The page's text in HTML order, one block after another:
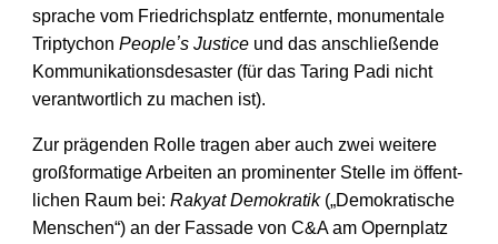
sprache vom Friedrichs­platz entfernte, monumentale
Tripty­chon Peopleʼs Justiceund das anschließende
Kommunikations­desaster (für das Taring Padi nicht
verantwortlich zu machen ist).
Zur prägenden Rolle tragen aber auch zwei weitere
groß­formatige Arbeiten an prominenter Stelle im öffent­
lichen Raum bei: Rakyat Demokratik(„Demokratische
Menschen“) an der Fassade von C&A am Opern­platz